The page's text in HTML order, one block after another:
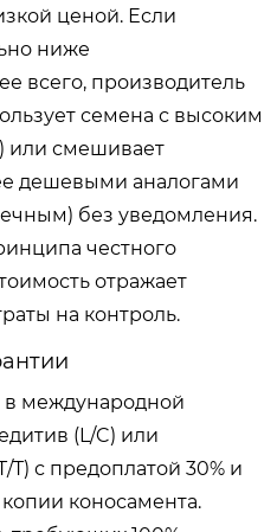
ценой. Если
ниже
всего, производитель
семена с высоким
или смешивает
дешевыми аналогами
без уведомления.
честного
отражает
на контроль.
в международной
(L/C) или
с предоплатой 30% и
коносамента.